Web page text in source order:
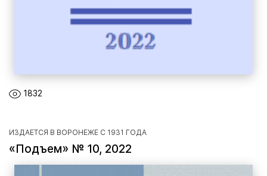
1832
ИЗДАЕТСЯ В ВОРОНЕЖЕ С 1931 ГОДА
«Подъем» № 10, 2022